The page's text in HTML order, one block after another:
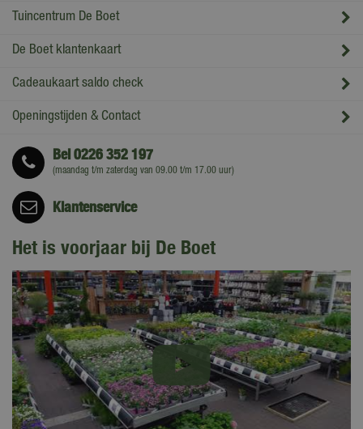
Tuincentrum De Boet
De Boet klantenkaart
Cadeaukaart saldo check
Openingstijden & Contact
Bel0226 352 197
(maandag t/m zaterdag van 09.00 t/m 17.00 uur)
Klantenservice
Het is voorjaar bij De Boet